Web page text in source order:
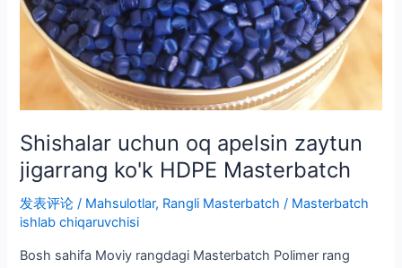
Shishalar uchun oq apelsin zaytun
jigarrang ko'k HDPE Masterbatch
发表评论 / Mahsulotlar, Rangli Masterbatch / Masterbatch
ishlab chiqaruvchisi
Bosh sahifa Moviy rangdagi Masterbatch Polimer rang